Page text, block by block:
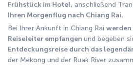
Frühstück im Hotel, anschließend
Ihren Morgenflug nach Chiang Rai.
Bei Ihrer Ankunft in Chiang Rai werden
Reiseleiter empfangen
Entdeckungsreise durch das
der Mekong und der Ruak River